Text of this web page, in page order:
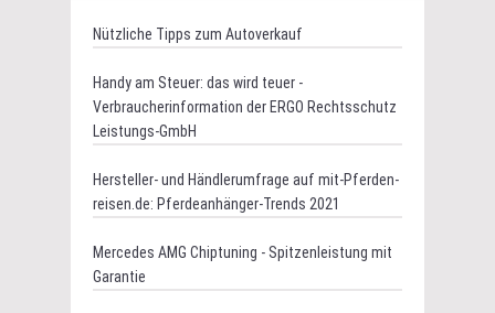
Nützliche Tipps zum Autoverkauf
Handy am Steuer: das wird teuer -
Verbraucherinformation der ERGO Rechtsschutz
Leistungs-GmbH
Hersteller- und Händlerumfrage auf mit-Pferden-
reisen.de: Pferdeanhänger-Trends 2021
Mercedes AMG Chiptuning - Spitzenleistung mit
Garantie